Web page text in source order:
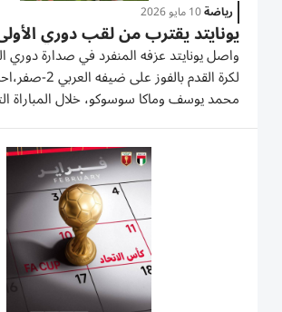
رياضة10 مايو 2026
يونايتد يقترب من لقب دوري
واصل يونايتد عزفه المنفرد في صدارة دوري
لكرة القدم بالفوز
محمد يوسف وماكا سوسوكو، خلال
الفريقين مساء الأحد على ملعب مدينة دبي